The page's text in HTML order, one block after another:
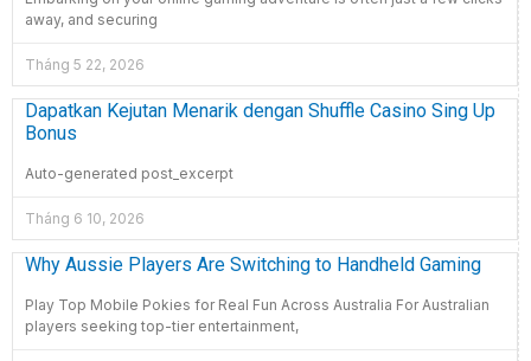
away, and securing
Tháng 5 22, 2026
Dapatkan Kejutan Menarik dengan Shuffle Casino Sing Up
Bonus
Auto-generated post_excerpt
Tháng 6 10, 2026
Why Aussie Players Are Switching to Handheld Gaming
Play Top Mobile Pokies for Real Fun Across Australia For Australian
players seeking top-tier entertainment,